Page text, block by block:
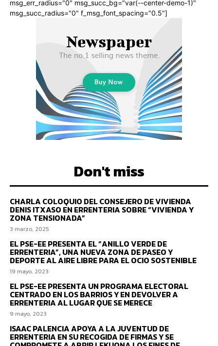
msg_err_radius="0" msg_succ_bg="var(--center-demo-1)"
msg_succ_radius="0" f_msg_font_spacing="0.5"]
Don't miss
CHARLA COLOQUIO DEL CONSEJERO DE VIVIENDA
DENIS ITXASO EN ERRENTERIA SOBRE “VIVIENDA Y
ZONA TENSIONADA”
3 marzo, 2025
EL PSE-EE PRESENTA EL “ANILLO VERDE DE
ERRENTERIA”, UNA NUEVA ZONA DE PASEO Y
DEPORTE AL AIRE LIBRE PARA EL OCIO SOSTENIBLE
19 mayo, 2023
EL PSE-EE PRESENTA UN PROGRAMA ELECTORAL
CENTRADO EN LOS BARRIOS Y EN DEVOLVER A
ERRENTERIA AL LUGAR QUE SE MERECE
9 mayo, 2023
ISAAC PALENCIA APOYA A LA JUVENTUD DE
ERRENTERIA EN SU RECOGIDA DE FIRMAS Y SE